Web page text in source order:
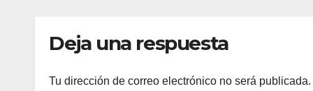
Deja una respuesta
Tu dirección de correo electrónico no será publicada.